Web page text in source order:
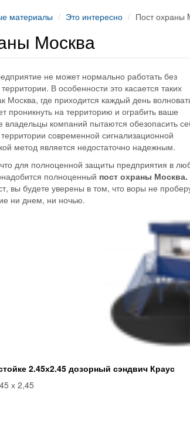
материалы Это интересно Пост охраны
Mосква
не может нормально работать без
В особенности это касается таких
Москва, где приходится каждый день
проникнуть на территорию и ограбить ваше
компаний пытаются обезопасить
современной сигнализационной
метод является недостаточно надежным.
для полноценной защиты предприятия в
полноценный пост охраны Москва.
вы будете уверены в том, что воры не
ни днем, ни ночью.
2.45х2.45 дозорный сэндвич Краус
х 2,45